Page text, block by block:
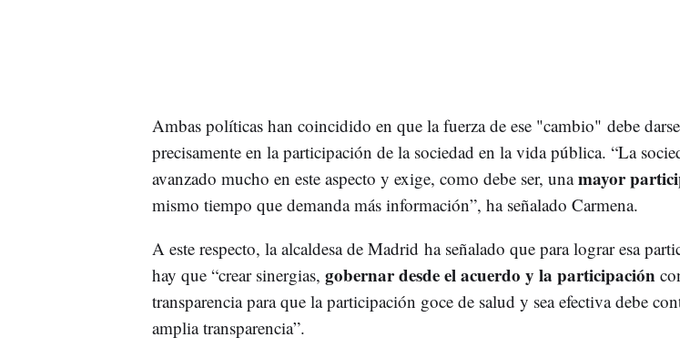
Ambas políticas han coincidido en que la fuerza de ese "cambio" debe darse
precisamente en la participación de la sociedad en la vida pública. “La
avanzado mucho en este aspecto y exige, como debe ser, unamayor
mismo tiempo que demanda más información”, ha señalado Carmena.
A este respecto, la alcaldesa de Madrid ha señalado que para lograr esa
hay que “crear sinergias, gobernar desde el acuerdo y la participación
transparencia para que la participación goce de salud y sea efectiva debe
amplia transparencia”.